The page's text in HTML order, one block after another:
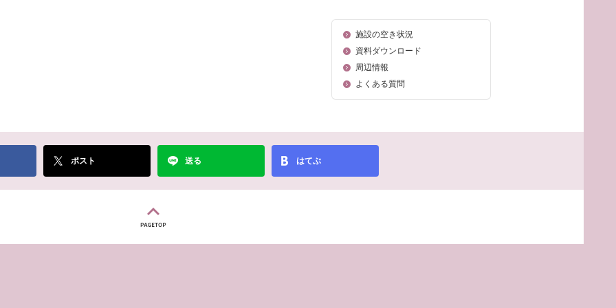
施設の空き状況
資料ダウンロード
周辺情報
よくある質問
ポスト 送る はてぶ